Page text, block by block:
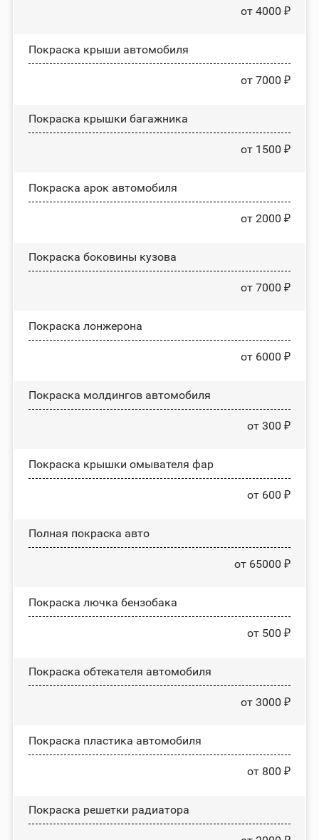
от 4000 ₽
Покраска крыши автомобиля
от 7000 ₽
Покраска крышки багажника
от 1500 ₽
Покраска арок автомобиля
от 2000 ₽
Покраска боковины кузова
от 7000 ₽
Покраска лонжерона
от 6000 ₽
Покраска молдингов автомобиля
от 300 ₽
Покраска крышки омывателя фар
от 600 ₽
Полная покраска авто
от 65000 ₽
Покраска лючка бензобака
от 500 ₽
Покраска обтекателя автомобиля
от 3000 ₽
Покраска пластика автомобиля
от 800 ₽
Покраска решетки радиатора